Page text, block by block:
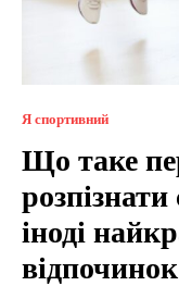
Я спортивний
Що таке
іноді
відпочинок